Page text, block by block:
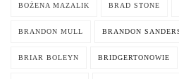
BOŻENA MAZALIK BRAD STONE
BRANDON MULL BRANDON
BRIAR BOLEYN BRIDGERTONOWIE